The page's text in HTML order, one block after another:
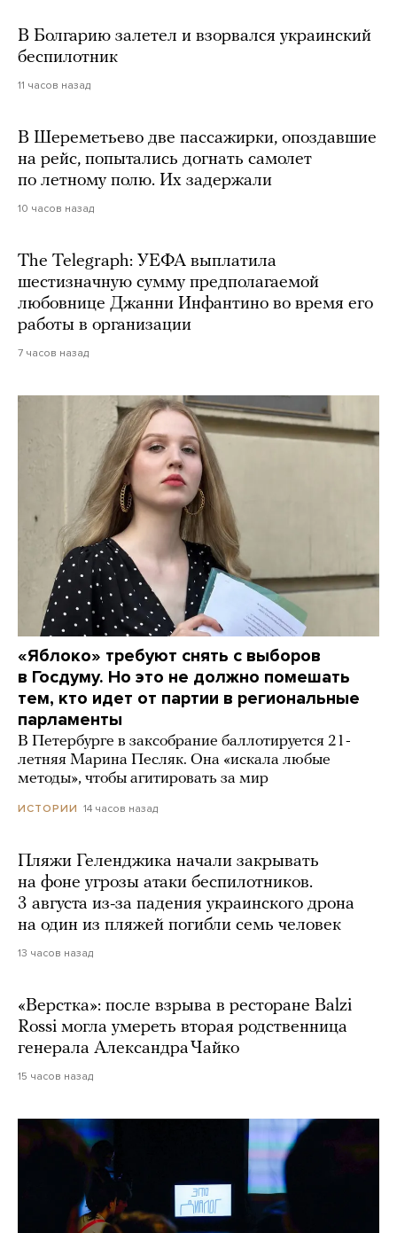
В Болгарию залетел и взорвался украинский
беспилотник
11 часов назад
В Шереметьево две пассажирки, опоздавшие
на рейс, попытались догнать самолет
по летному полю. Их задержали
10 часов назад
The Telegraph: УЕФА выплатила
шестизначную сумму предполагаемой
любовнице Джанни Инфантино во время его
работы в организации
7 часов назад
«Яблоко» требуют снять с выборов
в Госдуму. Но это не должно помешать
тем, кто идет от партии в региональные
парламенты
В Петербурге в заксобрание баллотируется 21-
летняя Марина Песляк. Она «искала любые
методы», чтобы агитировать за мир
ИСТОРИИ 14 часов назад
Пляжи Геленджика начали закрывать
на фоне угрозы атаки беспилотников.
3 августа из-за падения украинского дрона
на один из пляжей погибли семь человек
13 часов назад
«Верстка»: после взрыва в ресторане Balzi
Rossi могла умереть вторая родственница
генерала Александра Чайко
15 часов назад